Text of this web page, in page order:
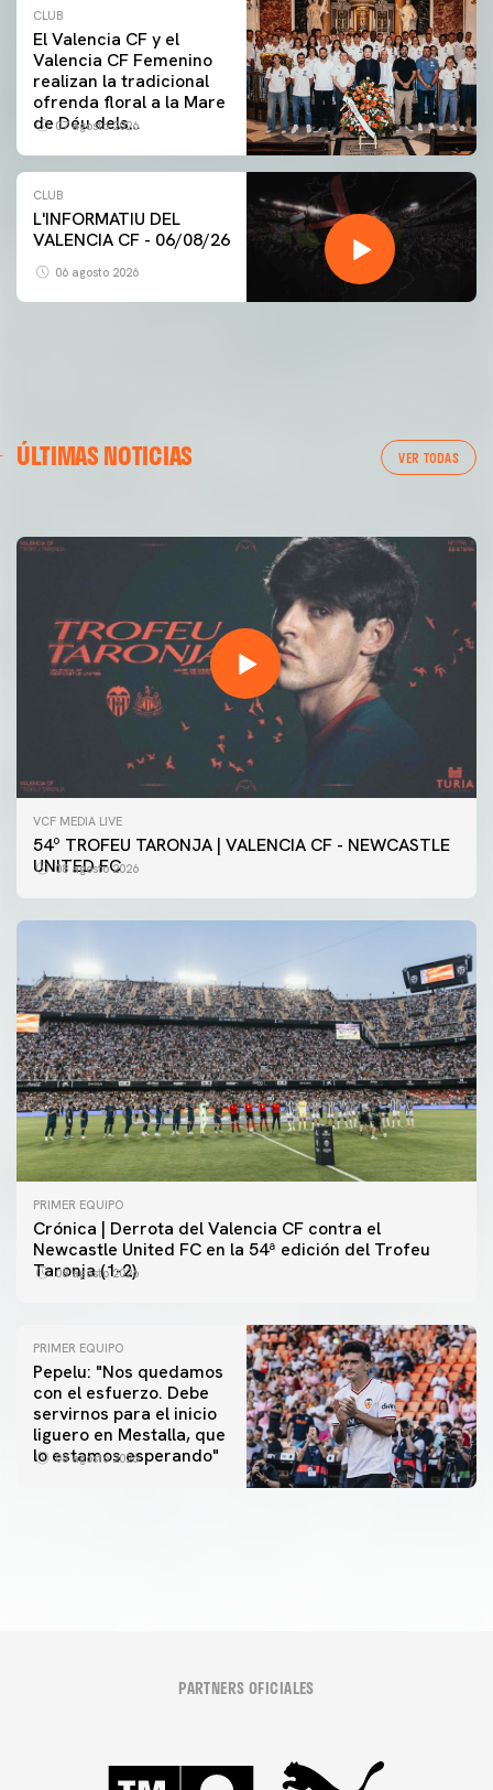
CLUB
El Valencia CF y el
Valencia CF Femenino
realizan la tradicional
ofrenda floral a la Mare
de Déu dels
07 agosto 2026
CLUB
L'INFORMATIU DEL
VALENCIA CF - 06/08/26
06 agosto 2026
ÚLTIMAS NOTICIAS VER TODAS
GALERÍA | VALENCIA CF - NEWCASTLE UNITED FC
54ª EDICIÓN TROFEU TARONJA
VCF MEDIA LIVE
54º TROFEU TARONJA | VALENCIA CF - NEWCASTLE
UNITED FC
08 agosto 2026
PRIMER EQUIPO
Crónica | Derrota del Valencia CF contra el
Newcastle United FC en la 54ª edición del Trofeu
Taronja (1-2)
08 agosto 2026
PRIMER EQUIPO
Pepelu: "Nos quedamos
con el esfuerzo. Debe
servirnos para el inicio
liguero en Mestalla, que
lo estamos esperando"
08 agosto 2026
PRIMER EQUIPO
Las fotos del Valencia CF-Newcastle United FC
PRIMER EQUIPO
MESTALLA 📍
PARTNERS OFICIALES